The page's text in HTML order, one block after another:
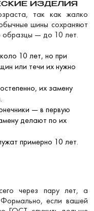
ИЗДЕЛИЯ
так как жалко
шины сохраняют
образцы — до 10 лет.
10 лет, но при
или течи их нужно
их замену
— в первую
делают по их
примерно 10 лет.
через пару лет, а
если вашей